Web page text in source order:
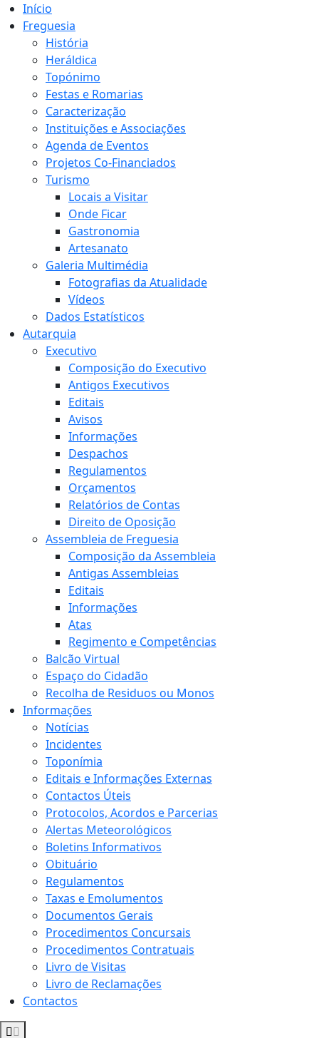
Início
Freguesia
História
Heráldica
Topónimo
Festas e Romarias
Caracterização
Instituições e Associações
Agenda de Eventos
Projetos Co-Financiados
Turismo
Locais a Visitar
Onde Ficar
Gastronomia
Artesanato
Galeria Multimédia
Fotografias da Atualidade
Vídeos
Dados Estatísticos
Autarquia
Executivo
Composição do Executivo
Antigos Executivos
Editais
Avisos
Informações
Despachos
Regulamentos
Orçamentos
Relatórios de Contas
Direito de Oposição
Assembleia de Freguesia
Composição da Assembleia
Antigas Assembleias
Editais
Informações
Atas
Regimento e Competências
Balcão Virtual
Espaço do Cidadão
Recolha de Residuos ou Monos
Informações
Notícias
Incidentes
Toponímia
Editais e Informações Externas
Contactos Úteis
Protocolos, Acordos e Parcerias
Alertas Meteorológicos
Boletins Informativos
Obituário
Regulamentos
Taxas e Emolumentos
Documentos Gerais
Procedimentos Concursais
Procedimentos Contratuais
Livro de Visitas
Livro de Reclamações
Contactos